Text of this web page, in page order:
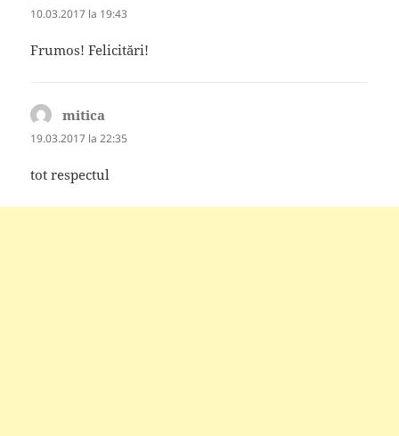
10.03.2017 la 19:43
Frumos! Felicitări!
mitica
19.03.2017 la 22:35
tot respectul